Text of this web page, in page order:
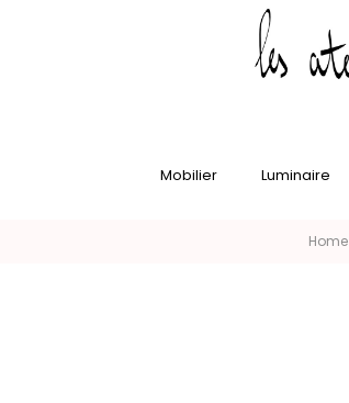
Mobilier Luminaire
Home